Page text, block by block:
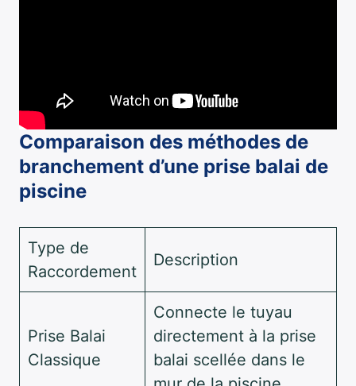
Comparaison des méthodes de
branchement d’une prise balai de
piscine
Type de
Raccordement
Description
Prise Balai
Classique
Connecte le tuyau
directement à la prise
balai scellée dans le